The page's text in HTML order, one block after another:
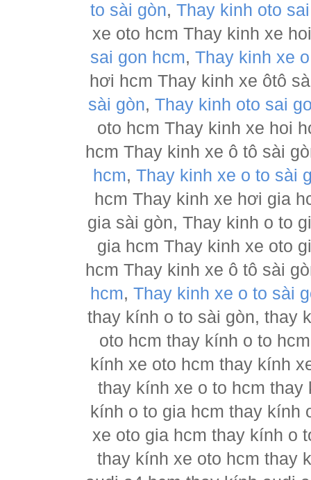
to sài gòn, Thay kinh oto
xe oto hcm Thay kinh xe
sai gon hcm,Thay kinh xe
hơi hcm Thay kinh xe ôtô
sài gòn, Thay kinh oto sai
oto hcm Thay kinh xe hoi
hcm Thay kinh xe ô tô sài
hcm, Thay kinh xe o to sài
hcm Thay kinh xe hơi gia
gia sài gòn, Thay kinh o to
gia hcm Thay kinh xe oto
hcm Thay kinh xe ô tô sài
hcm,Thay kinh xe o to sài
thay kính o to sài gòn, thay
oto hcm thay kính o to
kính xe oto hcm thay kính
thay kính xe o to hcm
kính o to gia hcm thay kính
xe oto gia hcm thay kính o
thay kính xe oto hcm thay